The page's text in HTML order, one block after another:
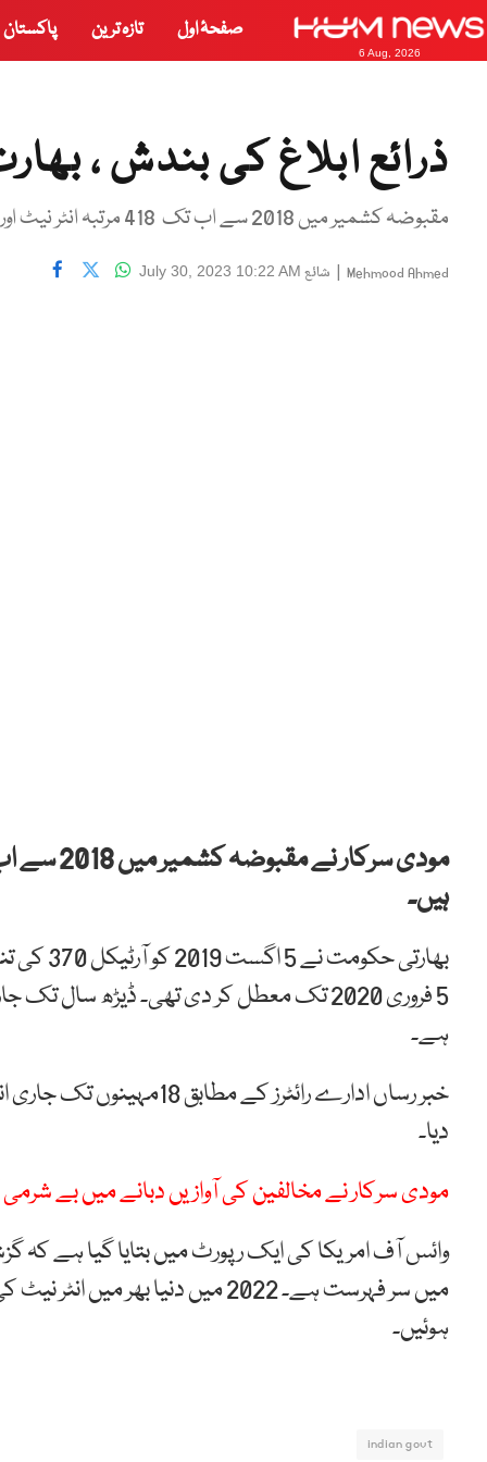
6 Aug, 2026
صفحۂ اول تازہ ترین پاکستان
ذرائع ابلاغ کی بندش ،
مقبوضہ کشمیر میں 2018 سے اب تک 418 مرتبہ انٹر نیٹ اور ٹیلیفون سروسز معطل کی جا چکی ہیں
Mehmood Ahmed
| شائع July 30, 2023 10:22 AM
ہیں۔
بھارتی
5 فروری 2020 تک معطل کر دی تھی۔ ڈیڑھ
ہے۔
خبر رساں ادارے رائٹرز
دیا۔
مودی سرکار نے مخالفین کی آوازیں دبانے میں بے
ہوئیں۔
indian govt